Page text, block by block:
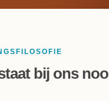
bij ons